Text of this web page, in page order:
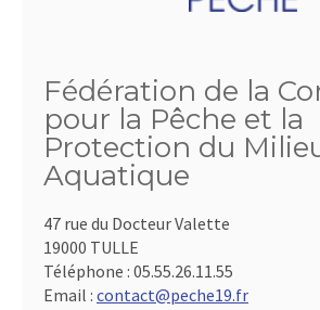
Fédération de la
pour la Pêche et la
Protection du
Aquatique
47 rue du Docteur Valette
19000 TULLE
Téléphone : 05.55.26.11.55
Email : contact@peche19.fr